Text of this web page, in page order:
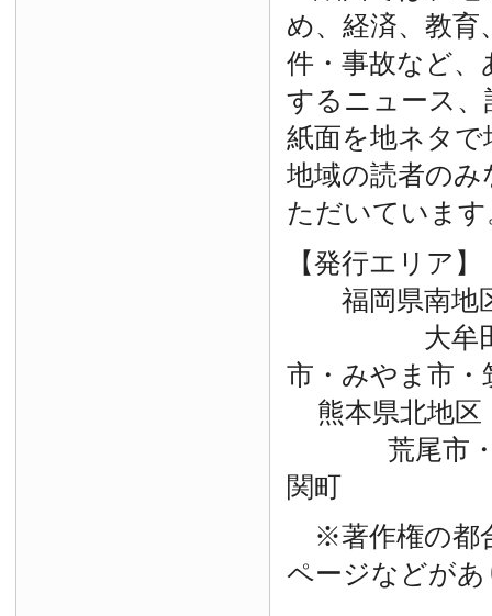
め、経済、教育
件・事故など
するニュース
紙面を地ネタ
地域の読者の
ただいています
【発行エリア】
福岡県南地
大牟田市
市・みやま市・
熊本県北地区
荒尾市・玉
関町
※著作権の都
ページなどが